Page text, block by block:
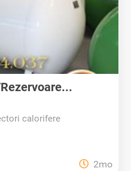
calorifere
2mo